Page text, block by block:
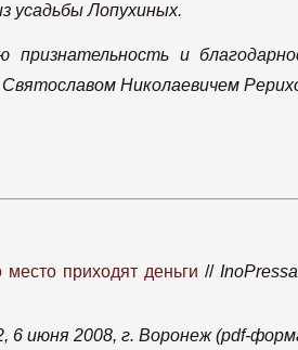
усадьбы Лопухиных.
признательность и
Николаевичем
приходят деньги //
6 июня 2008, г. Воронеж (pdf-